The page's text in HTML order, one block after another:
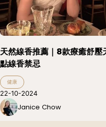
天然線香推薦｜8款療癒舒
點線香禁忌
健康
22-10-2024
Janice Chow